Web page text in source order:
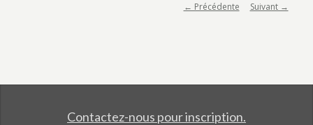
← Précédente Suivant →
Contactez-nous pour inscription.